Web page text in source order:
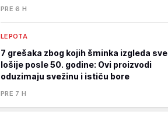
PRE 6 H
LEPOTA
7 grešaka zbog kojih šminka izgleda sve
lošije posle 50. godine: Ovi proizvodi
oduzimaju svežinu i ističu bore
PRE 7 H